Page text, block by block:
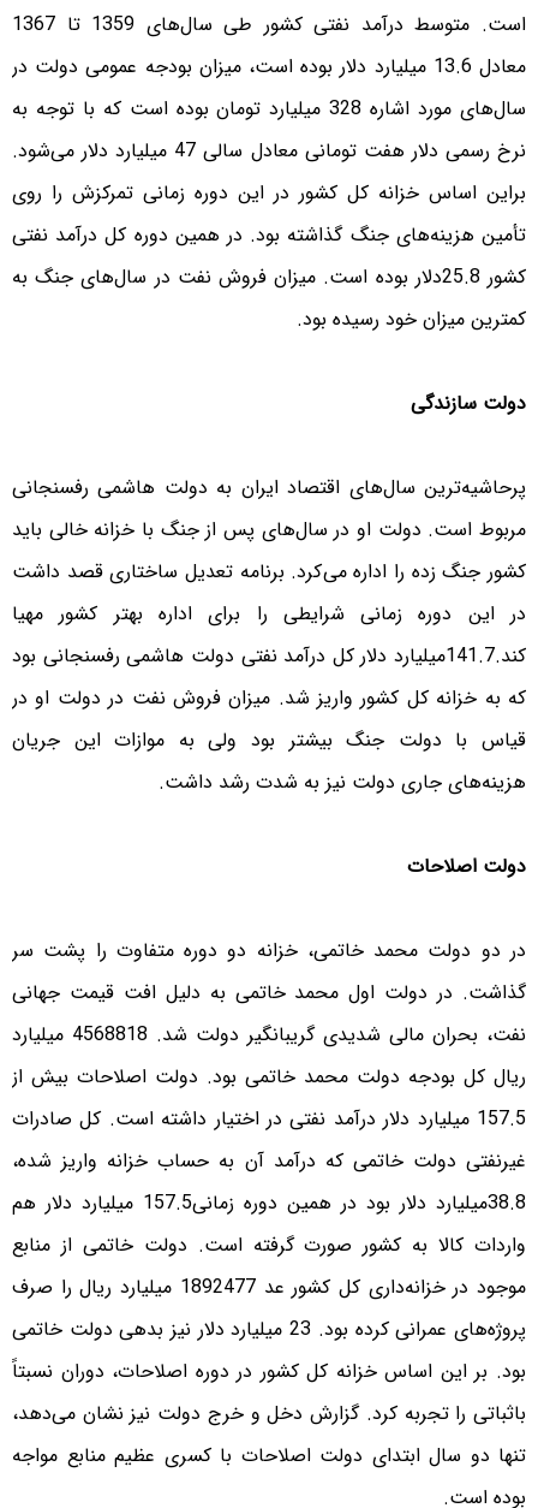
است. متوسط درآمد نفتی کشور طی سال‌های 1359 تا 1367
معادل 13.6 میلیارد دلار بوده است، میزان بودجه عمومی دولت در
سال‌های مورد اشاره 328 میلیارد تومان بوده است که با توجه به
نرخ رسمی دلار هفت تومانی معادل سالی 47 میلیارد دلار می‌شود.
براین اساس خزانه کل کشور در این دوره زمانی تمرکزش را روی
تأمین هزینه‌های جنگ گذاشته بود. در همین دوره کل درآمد نفتی
کشور 25.8دلار بوده است. میزان فروش نفت در سال‌های جنگ به
کمترین میزان خود رسیده بود.
دولت سازندگی
پر‌حاشیه‌ترین سال‌های اقتصاد ایران به دولت هاشمی رفسنجانی
مربوط است. دولت او در سال‌های پس از جنگ با خزانه خالی باید
کشور جنگ زده را اداره می‌کرد. برنامه تعدیل ساختاری قصد داشت
در این دوره زمانی شرایطی را برای اداره بهتر کشور مهیا
کند.141.7میلیارد دلار کل درآمد نفتی دولت هاشمی رفسنجانی بود
که به خزانه کل کشور واریز شد. میزان فروش نفت در دولت او در
قیاس با دولت جنگ بیشتر بود ولی به موازات این جریان
هزینه‌های جاری دولت نیز به شدت رشد داشت.
دولت اصلاحات
در دو دولت محمد خاتمی، خزانه دو دوره متفاوت را پشت سر
گذاشت. در دولت اول محمد خاتمی به دلیل افت قیمت جهانی
نفت، بحران مالی شدیدی گریبانگیر دولت شد. 4568818 میلیارد
ریال کل بودجه دولت محمد خاتمی بود. دولت اصلاحات بیش از
157.5 میلیارد دلار درآمد نفتی در اختیار داشته است. کل صادرات
غیر‌نفتی دولت خاتمی که درآمد آن به حساب خزانه واریز شده،
38.8میلیارد دلار بود در همین دوره زمانی157.5 میلیارد دلار هم
واردات کالا به کشور صورت گرفته است. دولت خاتمی از منابع
موجود در خزانه‌داری کل کشور عد 1892477 میلیارد ریال را صرف
پروژه‌های عمرانی کرده بود. 23 میلیارد دلار نیز بدهی دولت خاتمی
بود. بر این اساس خزانه کل کشور در دوره اصلاحات، دوران نسبتاً
باثباتی را تجربه کرد. گزارش دخل و خرج دولت نیز نشان می‌دهد،
تنها دو سال ابتدای دولت اصلاحات با کسری عظیم منابع مواجه
بوده است.